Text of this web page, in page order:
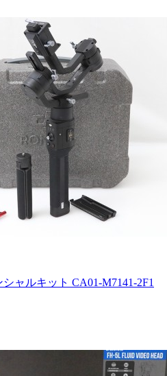
ャルキット CA01-M7141-2F1